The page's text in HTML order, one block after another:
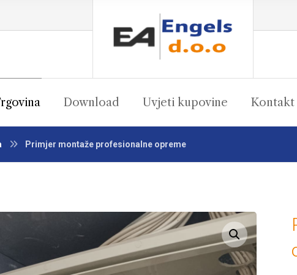
Download Uvjeti kupovine Kontakt
Primjer montaže profesionalne opreme
Enlarge the image